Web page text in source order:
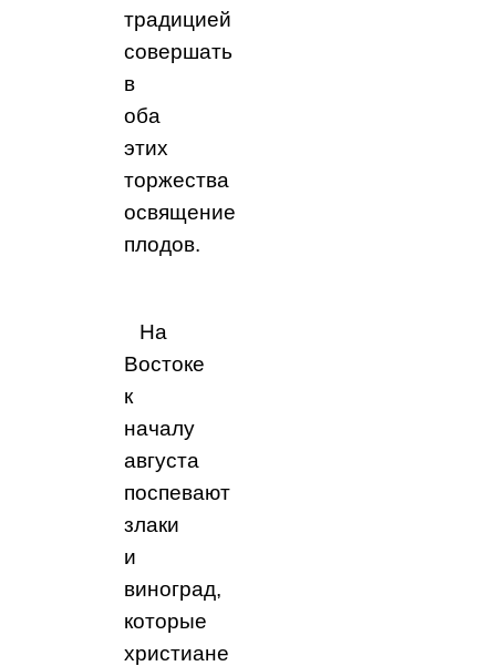
традицией
совершать
в
оба
этих
торжества
освящение
плодов.
На
Востоке
к
началу
августа
поспевают
злаки
и
виноград,
которые
христиане